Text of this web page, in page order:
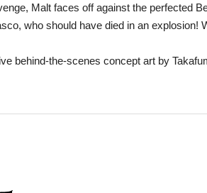
Malt faces off against the perfected
who should have died in an explosion!
behind-the-scenes concept art by